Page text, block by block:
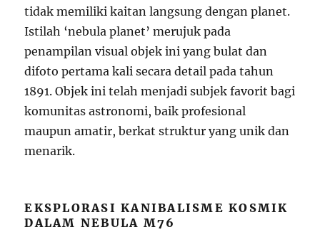
tidak memiliki kaitan langsung dengan planet.
Istilah ‘nebula planet’ merujuk pada
penampilan visual objek ini yang bulat dan
difoto pertama kali secara detail pada tahun
1891. Objek ini telah menjadi subjek favorit bagi
komunitas astronomi, baik profesional
maupun amatir, berkat struktur yang unik dan
menarik.
EKSPLORASI KANIBALISME KOSMIK
DALAM NEBULA M76